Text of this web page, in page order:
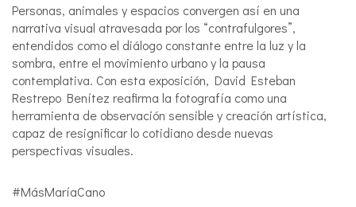
Personas, animales y espacios convergen así en una
narrativa visual atravesada por los “contrafulgores”,
entendidos como el diálogo constante entre la luz y la
sombra, entre el movimiento urbano y la pausa
contemplativa. Con esta exposición, David Esteban
Restrepo Benítez reafirma la fotografía como una
herramienta de observación sensible y creación artística,
capaz de resignificar lo cotidiano desde nuevas
perspectivas visuales.
#MásMaríaCano